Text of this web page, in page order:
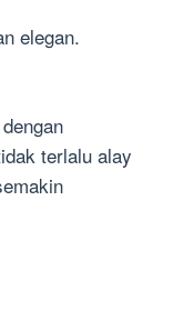
elegan.
terlalu alay